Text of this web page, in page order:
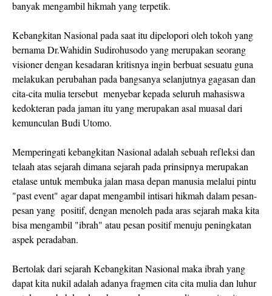
banyak mengambil hikmah yang terpetik.
Kebangkitan Nasional pada saat itu dipelopori oleh tokoh yang
bernama Dr.Wahidin Sudirohusodo yang merupakan seorang
visioner dengan kesadaran kritisnya ingin berbuat sesuatu guna
melakukan perubahan pada bangsanya selanjutnya gagasan dan
cita-cita mulia tersebut menyebar kepada seluruh mahasiswa
kedokteran pada jaman itu yang merupakan asal muasal dari
kemunculan Budi Utomo.
Memperingati kebangkitan Nasional adalah sebuah refleksi dan
telaah atas sejarah dimana sejarah pada prinsipnya merupakan
etalase untuk membuka jalan masa depan manusia melalui pintu
"past event" agar dapat mengambil intisari hikmah dalam pesan-
pesan yang positif, dengan menoleh pada aras sejarah maka kita
bisa mengambil "ibrah" atau pesan positif menuju peningkatan
aspek peradaban.
Bertolak dari sejarah Kebangkitan Nasional maka ibrah yang
dapat kita nukil adalah adanya fragmen cita cita mulia dan luhur